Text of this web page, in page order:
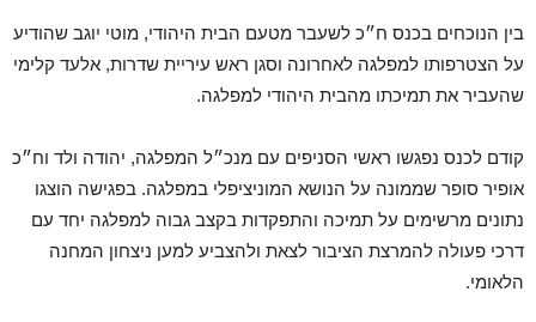
בין הנוכחים בכנס ח״כ לשעבר מטעם הבית היהודי, מוטי יוגב שהודיע
על הצטרפותו למפלגה לאחרונה וסגן ראש עיריית שדרות, אלעד קלימי
שהעביר את תמיכתו מהבית היהודי למפלגה.
קודם לכנס נפגשו ראשי הסניפים עם מנכ״ל המפלגה, יהודה ולד וח״כ
אופיר סופר שממונה על הנושא המוניציפלי במפלגה. בפגישה הוצגו
נתונים מרשימים על תמיכה והתפקדות בקצב גבוה למפלגה יחד עם
דרכי פעולה להמרצת הציבור לצאת ולהצביע למען ניצחון המחנה
הלאומי.